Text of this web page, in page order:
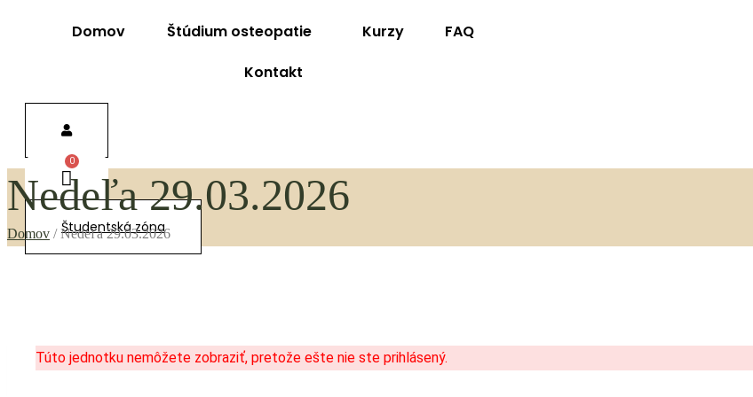
Domov Štúdium osteopatie Kurzy
FAQ
Kontakt
Študentská zóna
Nedeľa 29.03.2026
Domov / Nedeľa 29.03.2026
Túto jednotku nemôžete zobraziť, pretože ešte nie ste prihlásený.